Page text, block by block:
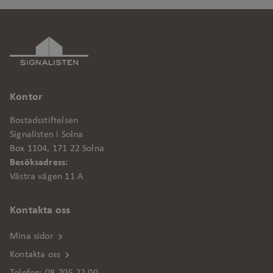
Kontor
Bostadsstiftelsen
Signalisten i Solna
Box 1104, 171 22 Solna
Besöksadress:
Västra vägen 11 A
Kontakta oss
Mina sidor
Kontakta oss
Marknadsföring
Webbplatsen kan inte användas
ordentligt utan strikt nödvändiga cookies.